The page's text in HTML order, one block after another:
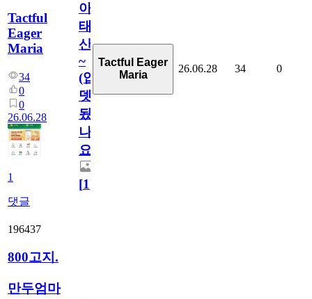
Tactful
Eager
Maria
34
0
0
26.06.28
1
댓글
아
태
산
~
(업
뎃
됬
나
요)
[1]
Tactful Eager
Maria
26.06.28 34 0
196437
800고지.
만두엄마